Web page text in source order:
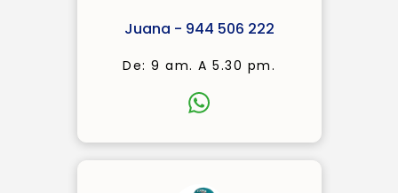
Juana - 944 506 222
De: 9 am. A 5.30 pm.